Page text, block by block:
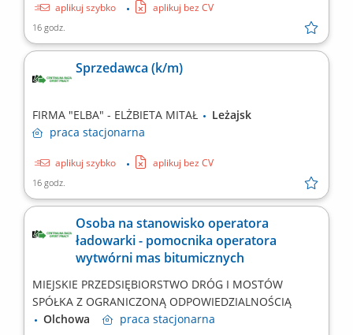
aplikuj szybko aplikuj bez CV
16 godz.
Sprzedawca (k/m)
FIRMA "ELBA" - ELŻBIETA MITAŁ
Leżajsk
praca stacjonarna
aplikuj szybko aplikuj bez CV
16 godz.
Osoba na stanowisko operatora
ładowarki - pomocnika operatora
wytwórni mas bitumicznych
MIEJSKIE PRZEDSIĘBIORSTWO DRÓG I MOSTÓW
SPÓŁKA Z OGRANICZONĄ ODPOWIEDZIALNOŚCIĄ
Olchowa
praca stacjonarna